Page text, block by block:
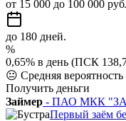
от 15 000 до 100 000
до 180 дней.
%
0,65% в день (ПСК
😐 Средняя
Получить деньги
Займер - ПАО МКК
Первый заём